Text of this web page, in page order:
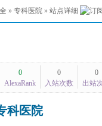
» 专科医院 » 站点详细
0
AlexaRank
0
入站次数
0
出站
科医院